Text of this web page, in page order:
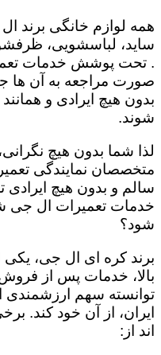
همه لوازم خانگی برند
ساید، لباسشویی،
. تحت پوشش خدمات
صورت مراجعه به آن ها
بدون هیچ ایرادی و
شوند.
لذا شما بدون هیچ
متخصصان نمایندگی
سالم و بدون هیچ ایرادی
خدمات تعمیرات ال جی
شود؟
برند کره ای ال جی، یکی
بالا، خدمات پس از
توانسته سهم ارزشمندی
ایران، از آن خود کند.
اند از: